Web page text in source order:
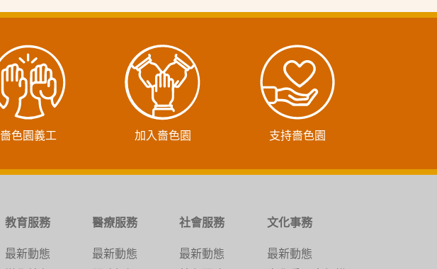
嗇色園義工 加入嗇色園 支持嗇色園
教育服務
最新動態
醫療服務
最新動態
社會服務
最新動態
文化事務
最新動態